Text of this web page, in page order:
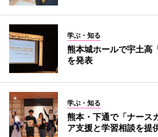
学ぶ・知る
熊本城ホールで宇土
を発表
学ぶ・知る
熊本・下通で「ナー
ア支援と学習相談を提